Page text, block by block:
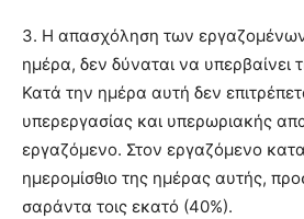
3. Η απασχόληση των
ημέρα, δεν δύναται να υπερβαίνει
Κατά την ημέρα αυτή δεν
υπερεργασίας και υπερωριακής
εργαζόμενο. Στον εργαζόμενο
ημερομίσθιο της ημέρας αυτής,
σαράντα τοις εκατό (40%).